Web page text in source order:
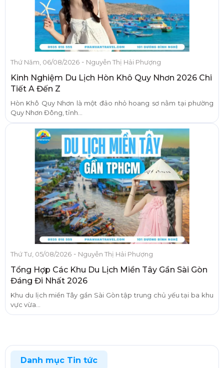
Thứ Năm, 06/08/2026 - Nguyễn Thị Hải Phượng
Kinh Nghiệm Du Lịch Hòn Khô Quy Nhơn 2026 Chi
Tiết A Đến Z
Hòn Khô Quy Nhơn là một đảo nhỏ hoang sơ nằm tại phường
Quy Nhơn Đông, tỉnh...
Thứ Tư, 05/08/2026 - Nguyễn Thị Hải Phượng
Tổng Hợp Các Khu Du Lịch Miền Tây Gần Sài Gòn
Đáng Đi Nhất 2026
Khu du lịch miền Tây gần Sài Gòn tập trung chủ yếu tại ba khu
vực vừa...
Danh mục Tin tức